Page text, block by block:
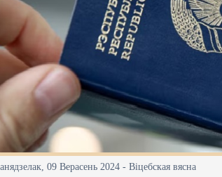
09 Верасень 2024 - Віцебская вясна